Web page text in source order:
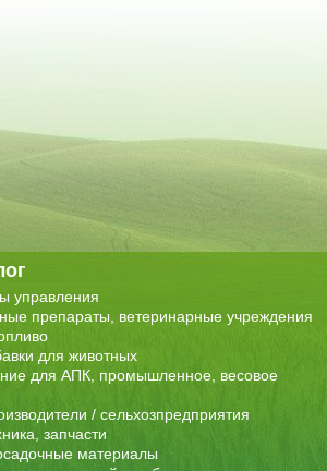
управления
препараты, ветеринарные учреждения
для животных
для АПК, промышленное, весовое
/ сельхозпредприятия
запчасти
материалы